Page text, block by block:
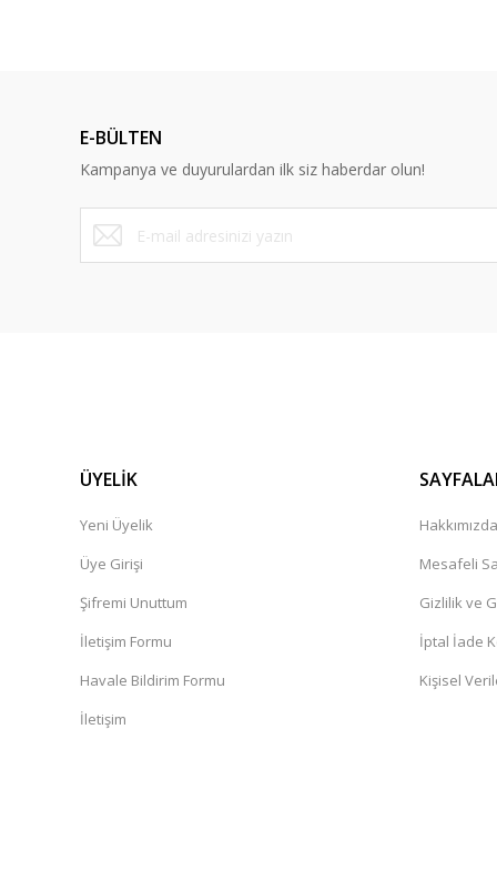
E-BÜLTEN
Kampanya ve duyurulardan ilk siz haberdar olun!
ÜYELİK
Yeni Üyelik
Üye Girişi
Şifremi Unuttum
İletişim Formu
Havale Bildirim Formu
İletişim
Hakkımızda
Mesafeli
Gizlilik ve
İptal İade
Kişisel